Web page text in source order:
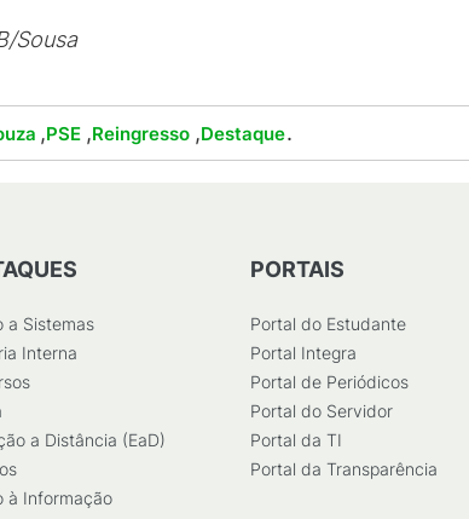
Sousa
,PSE ,Reingresso ,Destaque.
a Sistemas
Interna
a Distância (EaD)
à Informação
PORTAIS
Portal do Estudante
Portal Integra
Portal de Periódicos
Portal do Servidor
Portal da TI
Portal da Transparência